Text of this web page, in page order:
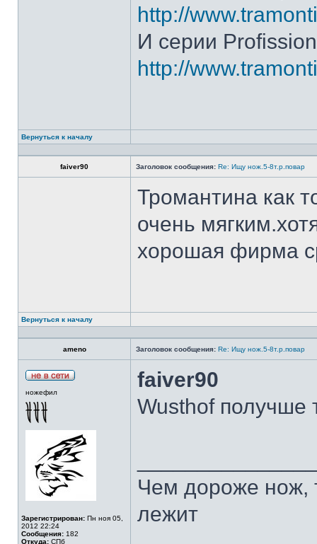
http://
И серии
http://
Вернуться к началу
faiver90 Заголовок сообщения: Re: Ищу нож.5-8т.р.повар
Тромантина как
очень
хорошая фирма
Вернуться к началу
ameno Заголовок сообщения: Re: Ищу нож.5-8т.р.повар
ножефил
Зарегистрирован: Пн ноя 05,
2012 22:24
Сообщения: 182
Откуда: СПб
faiver90
Wusthof получше
Чем дороже нож,
лежит